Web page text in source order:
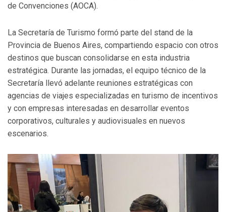
de Convenciones (AOCA).
La Secretaría de Turismo formó parte del stand de la
Provincia de Buenos Aires, compartiendo espacio con otros
destinos que buscan consolidarse en esta industria
estratégica. Durante las jornadas, el equipo técnico de la
Secretaría llevó adelante reuniones estratégicas con
agencias de viajes especializadas en turismo de incentivos
y con empresas interesadas en desarrollar eventos
corporativos, culturales y audiovisuales en nuevos
escenarios.